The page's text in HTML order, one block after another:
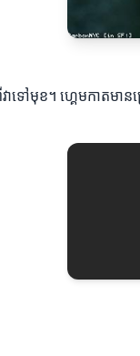
ាទៅមុខ។ ហ្គេមកាតមា